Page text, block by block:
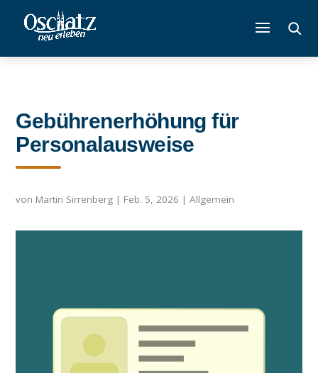
Gebührenerhöhung für
Personalausweise
von Martin Sirrenberg | Feb. 5, 2026 |Allgemein